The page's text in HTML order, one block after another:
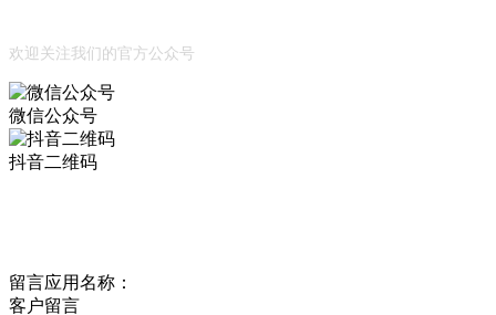
欢迎关注我们的官方公众号
微信公众号
抖音二维码
留言应用名称：
客户留言